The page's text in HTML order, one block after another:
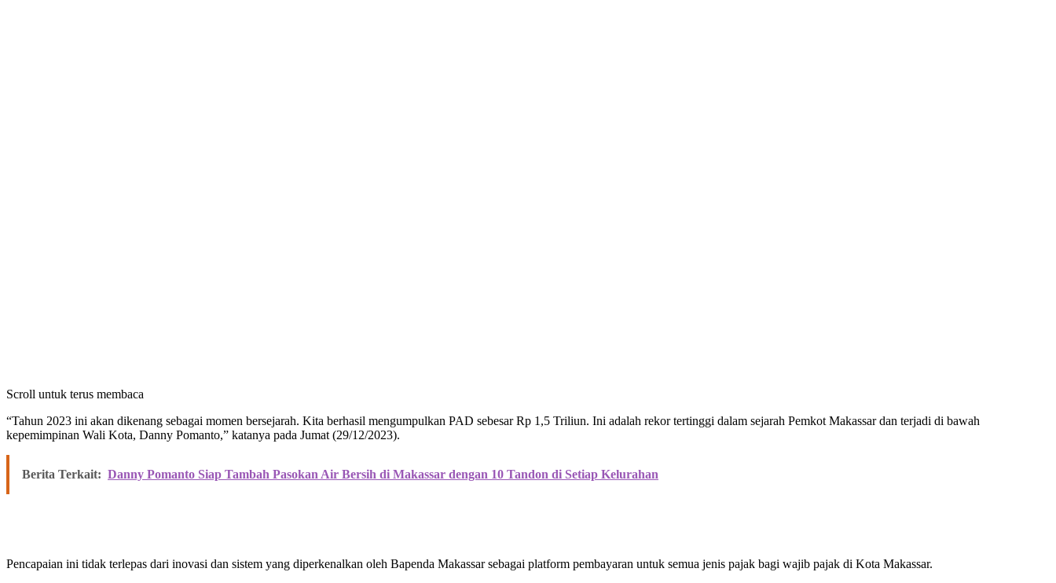
Scroll untuk terus membaca
“Tahun 2023 ini akan dikenang sebagai momen bersejarah. Kita berhasil mengumpulkan PAD sebesar Rp 1,5 Triliun. Ini adalah rekor tertinggi dalam sejarah Pemkot Makassar dan terjadi di bawah
kepemimpinan Wali Kota, Danny Pomanto,” katanya pada Jumat (29/12/2023).
Berita Terkait: Danny Pomanto Siap Tambah Pasokan Air Bersih di Makassar dengan 10 Tandon di Setiap Kelurahan
Pencapaian ini tidak terlepas dari inovasi dan sistem yang diperkenalkan oleh Bapenda Makassar sebagai platform pembayaran untuk semua jenis pajak bagi wajib pajak di Kota Makassar.